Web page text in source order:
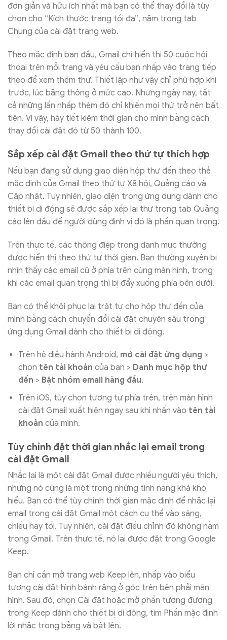
đơn giản và hữu ích nhất mà bạn có thể thay đổi là tùy
chọn cho “Kích thước trang tối đa”, nằm trong tab
Chung của cài đặt trang web.
Theo mặc định ban đầu, Gmail chỉ hiển thị 50 cuộc hội
thoại trên mỗi trang và yêu cầu bạn nhấp vào trang tiếp
theo để xem thêm thư. Thiết lập như vậy chỉ phù hợp khi
trước, lúc băng thông ở mức cao. Nhưng ngày nay, tất
cả những lần nhấp thêm đó chỉ khiến mọi thứ trở nên bất
tiện. Vì vậy, hãy tiết kiệm thời gian cho mình bằng cách
thay đổi cài đặt đó từ 50 thành 100.
Sắp xếp cài đặt Gmail theo thứ tự thích hợp
Nếu bạn đang sử dụng giao diện hộp thư đến theo thẻ
mặc định của Gmail theo thứ tự Xã hội, Quảng cáo và
Cập nhật. Tuy nhiên, giao diện trong ứng dụng dành cho
thiết bị di động sẽ được sắp xếp lại thư trong tab Quảng
cáo lên đầu để người dùng định vị đó là phần quan trọng.
Trên thực tế, các thông điệp trong danh mục thường
được hiển thị theo thứ tự thời gian. Bạn thường xuyên bị
nhìn thấy các email cũ ở phía trên cùng màn hình, trong
khi các email quan trọng thì bị đẩy xuống phía bên dưới.
Bạn có thể khôi phục lại trật tự cho hộp thư đến của
mình bằng cách chuyển đổi cài đặt chuyên sâu trong
ứng dụng Gmail dành cho thiết bị di động.
Trên hệ điều hành Android, mở cài đặt ứng dụng >
chọn tên tài khoản của bạn > Danh mục hộp thư
đến > Bật nhóm email hàng đầu.
Trên iOS, tùy chọn tương tự phía trên, trên màn hình
cài đặt Gmail xuất hiện ngay sau khi nhấn vào tên tài
khoản của mình.
Tùy chỉnh đặt thời gian nhắc lại email trong
cài đặt Gmail
Nhắc lại là một cài đặt Gmail được nhiều người yêu thích,
nhưng nó cũng là một trong những tính năng khá khó
hiểu. Bạn có thể tùy chỉnh thời gian mặc định để nhắc lại
email trong cài đặt Gmail một cách cụ thể vào sáng,
chiều hay tối. Tuy nhiên, cài đặt điều chỉnh đó không nằm
trong Gmail. Trên thực tế, nó lại được đặt trong Google
Keep.
Bạn chỉ cần mở trang web Keep lên, nhấp vào biểu
tượng cài đặt hình bánh răng ở góc trên bên phải màn
hình. Sau đó, chọn Cài đặt hoặc mở phần tương đương
trong Keep dành cho thiết bị di động, tìm Phần mặc định
lời nhắc trong bảng và bật lên.